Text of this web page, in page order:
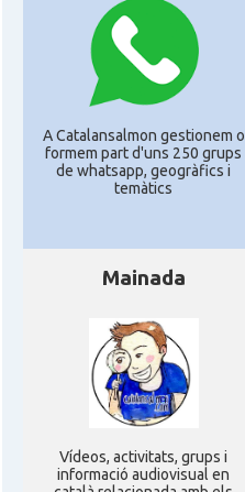
A Catalansalmon gestionem o
formem part d'uns 250 grups
de whatsapp, geogràfics i
temàtics
Mainada
Ví­deos, activitats, grups i
informació audiovisual en